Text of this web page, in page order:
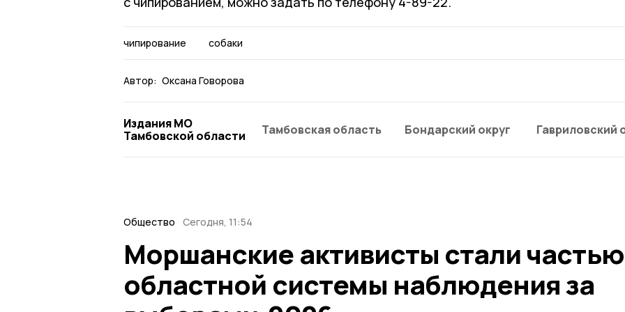
чипирование собаки
Автор: Оксана Говорова
Издания МО
Тамбовской области
Тамбовская область Бондарский округ Гавриловский
Общество Сегодня, 11:54
Моршанские активисты стали частью
областной системы наблюдения за